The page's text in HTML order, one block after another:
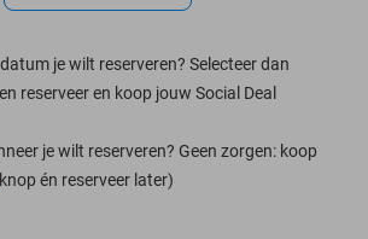
je wilt reserveren? Selecteer dan
reserveer en koop jouw Social Deal
je wilt reserveren? Geen zorgen: koop
knop én reserveer later)